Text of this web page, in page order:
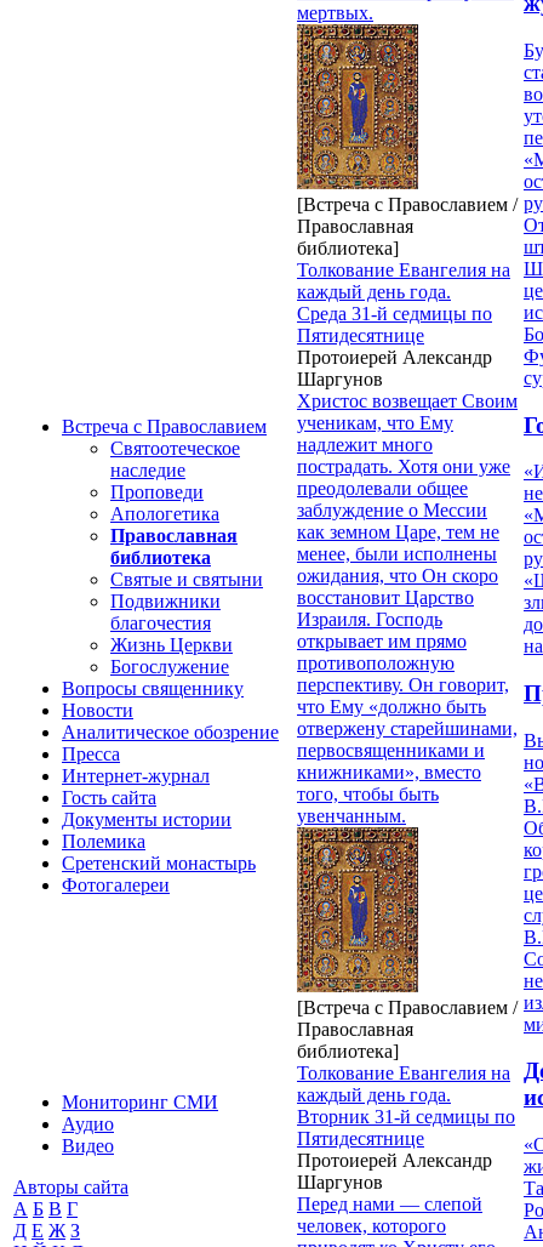
Встреча с Православием
Святоотеческое
наследие
Проповеди
Апологетика
Православная
библиотека
Святые и святыни
Подвижники
благочестия
Жизнь Церкви
Богослужение
Вопросы священнику
Новости
Аналитическое обозрение
Пресса
Интернет-журнал
Гость сайта
Документы истории
Полемика
Сретенский монастырь
Фотогалереи
Мониторинг СМИ
Аудио
Видео
Авторы сайта
А Б В Г
Д Е Ж З
мертвых.
[Встреча с Православием /
Православная
библиотека]
Толкование Евангелия на
каждый день года.
Среда 31-й седмицы по
Пятидесятнице
Протоиерей Александр
Шаргунов
Христос возвещает Своим
ученикам, что Ему
надлежит много
пострадать. Хотя они уже
преодолевали общее
заблуждение о Мессии
как земном Царе, тем не
менее, были исполнены
ожидания, что Он скоро
восстановит Царство
Израиля. Господь
открывает им прямо
противоположную
перспективу. Он говорит,
что Ему «должно быть
отвержену старейшинами,
первосвященниками и
книжниками», вместо
того, чтобы быть
увенчанным.
[Встреча с Православием /
Православная
библиотека]
Толкование Евангелия на
каждый день года.
Вторник 31-й седмицы по
Пятидесятнице
Протоиерей Александр
Шаргунов
Перед нами — слепой
человек, которого